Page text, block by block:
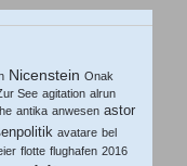
Nicenstein Onak
See agitation alrun
antika anwesen astor
avatare bel
flotte flughafen 2016